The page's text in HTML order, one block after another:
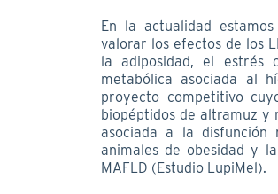
En la actualidad
valorar los efectos de los
la adiposidad, el estrés
metabólica asociada al
proyecto competitivo
biopéptidos de altramuz y
asociada a la disfunción
animales de obesidad y
MAFLD (Estudio LupiMel).